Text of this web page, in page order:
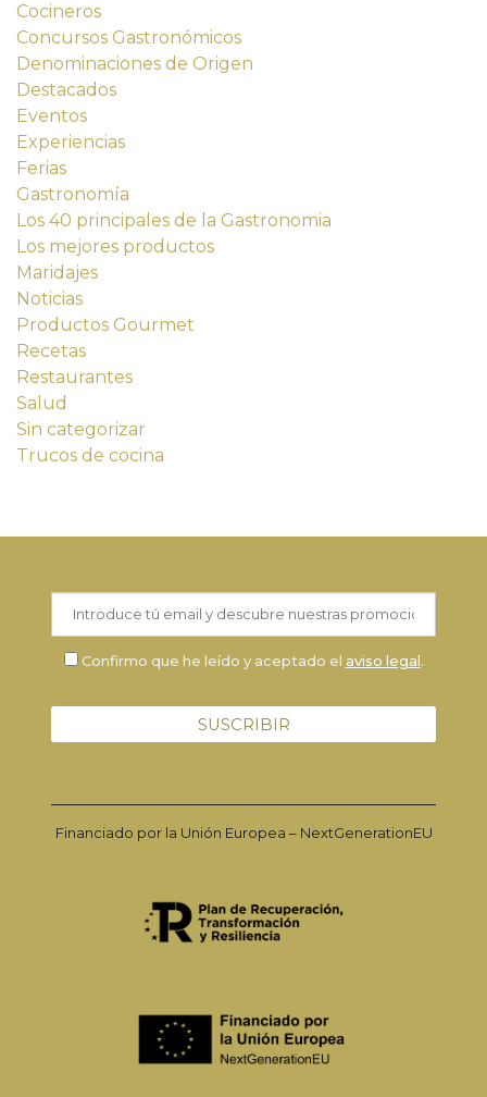
Cocineros
Concursos Gastronómicos
Denominaciones de Origen
Destacados
Eventos
Experiencias
Ferias
Gastronomía
Los 40 principales de la Gastronomia
Los mejores productos
Maridajes
Noticias
Productos Gourmet
Recetas
Restaurantes
Salud
Sin categorizar
Trucos de cocina
Confirmo que he leído y aceptado el aviso legal.
Financiado por la Unión Europea – NextGenerationEU